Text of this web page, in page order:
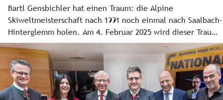
Bartl Gensbichler hat einen Traum: die Alpine
Skiweltmeisterschaft nach 1991 noch einmal nach Saalbach-
Hinterglemm holen. Am 4. Februar 2025 wird dieser Traum
wahr. Mr. Ski-WM über das riesige Skifest, die Salzburger
Medaillenchancen, die Rückkehr von Marcel Hischer und
Lucas Braathen und was er sich von der und für die WM
wünscht.